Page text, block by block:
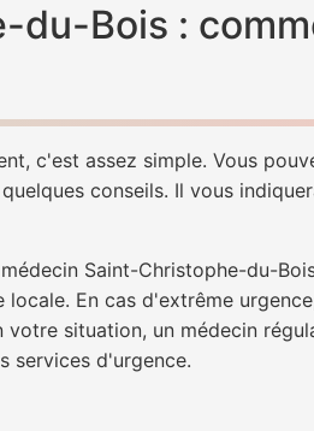
du-Bois :
c'est assez simple. Vous
conseils. Il vous
Saint-Christophe-du-
En cas d'extrême
votre situation, un médecin
services d'urgence.